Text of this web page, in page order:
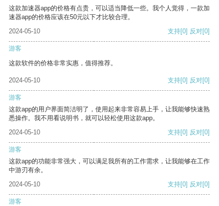
这款加速器app的价格有点贵，可以适当降低一些。我个人觉得，一款加
速器app的价格应该在50元以下才比较合理。
2024-05-10
支持[0] 反对[0]
游客
这款软件的价格非常实惠，值得推荐。
2024-05-10 支持[0] 反对[0]
游客
这款app的用户界面简洁明了，使用起来非常容易上手，让我能够快速熟
悉操作。我不用看说明书，就可以轻松使用这款app。
2024-05-10
支持[0] 反对[0]
游客
这款app的功能非常强大，可以满足我所有的工作需求，让我能够在工作
中游刃有余。
2024-05-10
支持[0] 反对[0]
游客